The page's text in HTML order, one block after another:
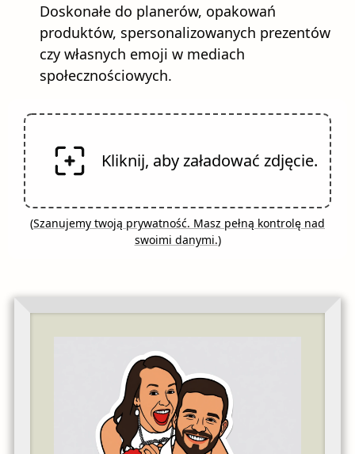
Doskonałe do planerów, opakowań
produktów, spersonalizowanych prezentów
czy własnych emoji w mediach
społecznościowych.
Kliknij, aby załadować zdjęcie.
(Szanujemy twoją prywatność. Masz pełną kontrolę nad
swoimi danymi.)